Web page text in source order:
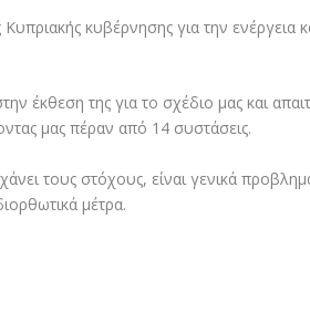
κυβέρνησης για την ενέργεια
έκθεση της για το σχέδιο μας και
μας πέραν από 14 συστάσεις.
τους στόχους, είναι γενικά
μέτρα.